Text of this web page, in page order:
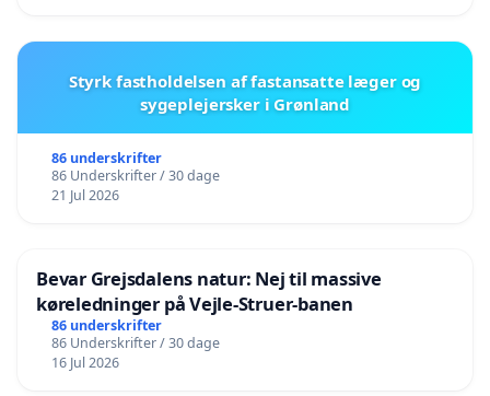
Styrk fastholdelsen af fastansatte læger og
sygeplejersker i Grønland
86 underskrifter
86 Underskrifter / 30 dage
21 Jul 2026
Bevar Grejsdalens natur: Nej til massive
køreledninger på Vejle-Struer-banen
86 underskrifter
86 Underskrifter / 30 dage
16 Jul 2026